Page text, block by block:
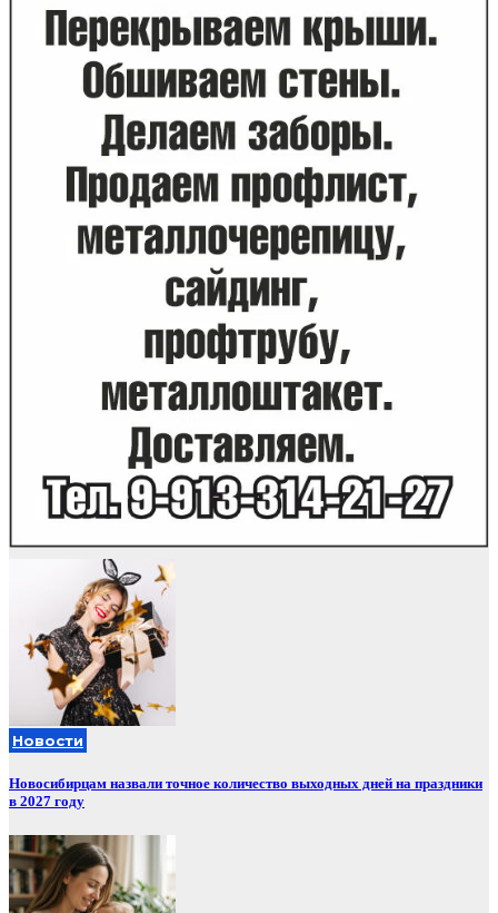
Новости
Новосибирцам назвали точное количество выходных дней на праздники
в 2027 году